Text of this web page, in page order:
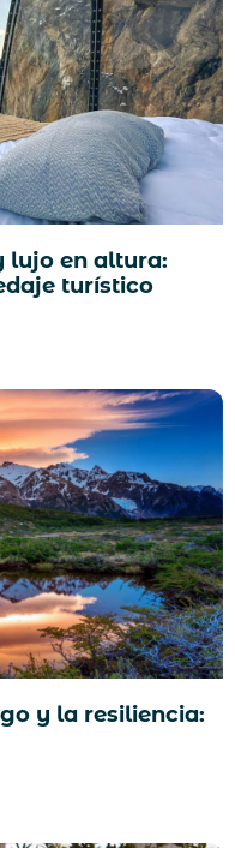
lujo en altura:
turístico
y la resiliencia: